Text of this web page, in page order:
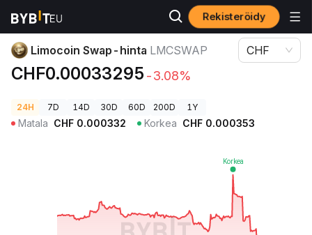
Rekisteröidy
Kryptohinnat Limocoin Swap-hinta LMCSWAP
Limocoin Swap-hinta LMCSWAP
CHF0.00033295 -3.08%
CHF
24H 7D 14D 30D 60D 200D 1Y
Matala CHF 0.000332 Korkea CHF 0.000353